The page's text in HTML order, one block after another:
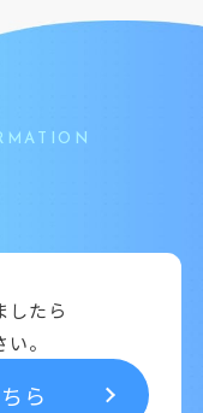
したら
。
ら